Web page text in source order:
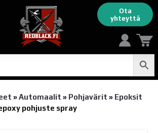
Ota
yhteyttä
» Automaalit » Pohjavärit » Epoksit
pohjuste spray